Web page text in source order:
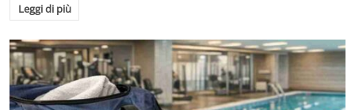
Leggi di più